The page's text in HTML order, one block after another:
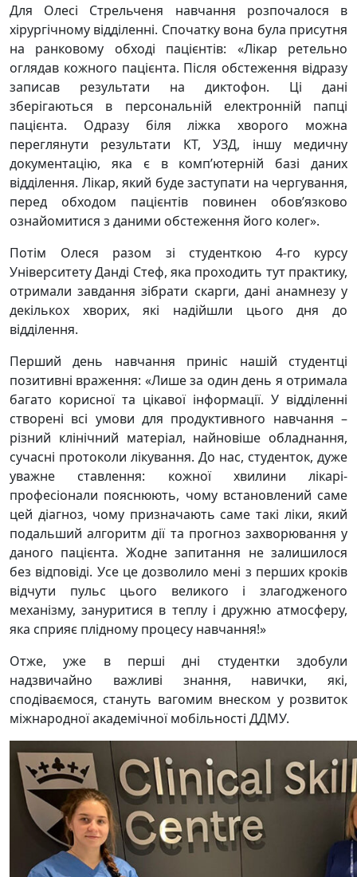
Для Олесі Стрельченя навчання розпочалося в
хірургічному відділенні. Спочатку вона була присутня
на ранковому обході пацієнтів: «Лікар ретельно
оглядав кожного пацієнта. Після обстеження відразу
записав результати на диктофон. Ці дані
зберігаються в персональній електронній папці
пацієнта. Одразу біля ліжка хворого можна
переглянути результати КТ, УЗД, іншу медичну
документацію, яка є в комп’ютерній базі даних
відділення. Лікар, який буде заступати на чергування,
перед обходом пацієнтів повинен обов’язково
ознайомитися з даними обстеження його колег».
Потім Олеся разом зі студенткою 4-го курсу
Університету Данді Стеф, яка проходить тут практику,
отримали завдання зібрати скарги, дані анамнезу у
декількох хворих, які надійшли цього дня до
відділення.
Перший день навчання приніс нашій студентці
позитивні враження: «Лише за один день я отримала
багато корисної та цікавої інформації. У відділенні
створені всі умови для продуктивного навчання –
різний клінічний матеріал, найновіше обладнання,
сучасні протоколи лікування. До нас, студенток, дуже
уважне ставлення: кожної хвилини лікарі-
професіонали пояснюють, чому встановлений саме
цей діагноз, чому призначають саме такі ліки, який
подальший алгоритм дії та прогноз захворювання у
даного пацієнта. Жодне запитання не залишилося
без відповіді. Усе це дозволило мені з перших кроків
відчути пульс цього великого і злагодженого
механізму, зануритися в теплу і дружню атмосферу,
яка сприяє плідному процесу навчання!»
Отже, уже в перші дні студентки здобули
надзвичайно важливі знання, навички, які,
сподіваємося, стануть вагомим внеском у розвиток
міжнародної академічної мобільності ДДМУ.